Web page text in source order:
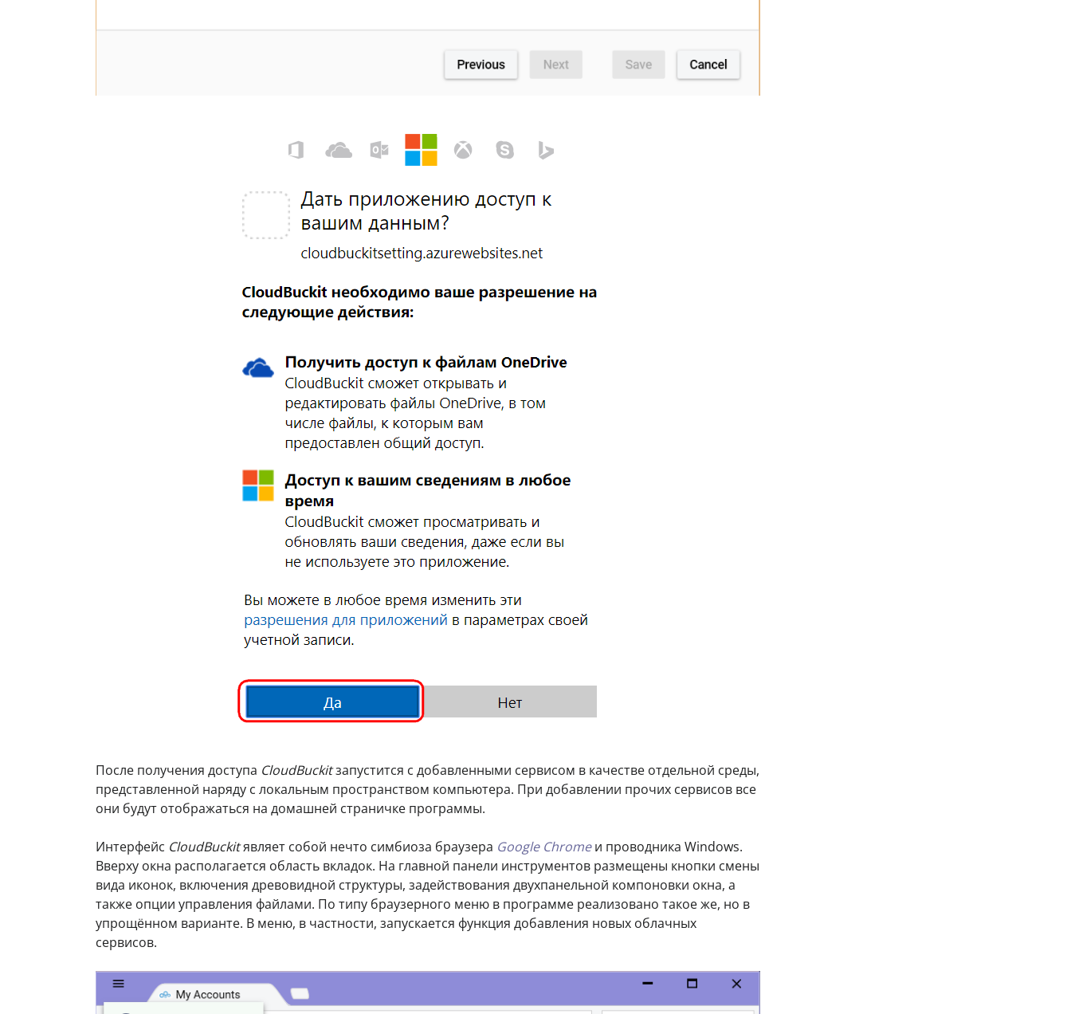
После получения доступа CloudBuckitзапустится с добавленными сервисом в качестве отдельной среды,
представленной наряду с локальным пространством компьютера. При добавлении прочих сервисов все
они будут отображаться на домашней страничке программы.
Интерфейс CloudBuckitявляет собой нечто симбиоза браузера Google Chromeи проводника Windows.
Вверху окна располагается область вкладок. На главной панели инструментов размещены кнопки смены
вида иконок, включения древовидной структуры, задействования двухпанельной компоновки окна, а
также опции управления файлами. По типу браузерного меню в программе реализовано такое же, но в
упрощённом варианте. В меню, в частности, запускается функция добавления новых облачных
сервисов.